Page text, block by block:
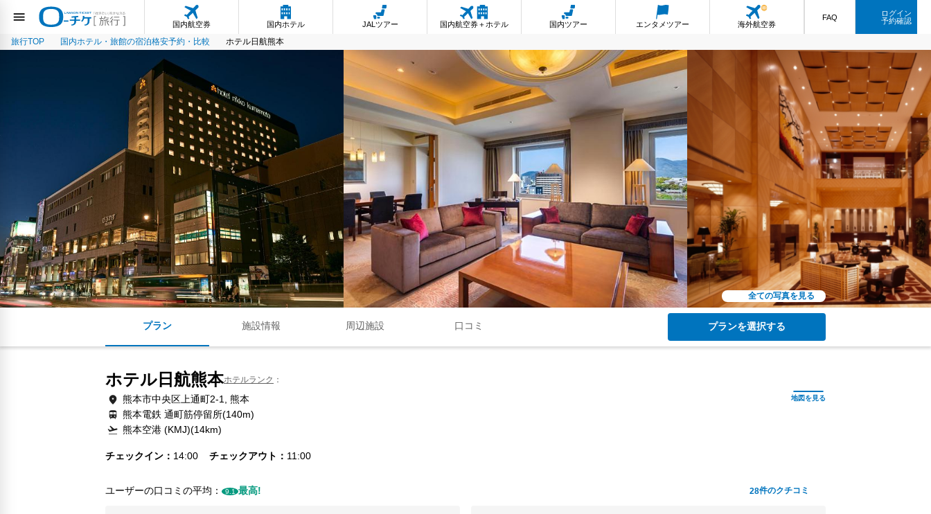
国内航空券 国内ホテル JALツアー 国内航空券＋ホテル 国内ツアー エンタメツアー 海外航空券
FAQ
ログイン
予約確認
旅行TOP 国内ホテル・旅館の宿泊格安予約・比較 ホテル日航熊本
全ての写真を見る
プラン 施設情報 周辺施設 口コミ プランを選択する
ホテル日航熊本ホテルランク
熊本市中央区上通町2-1, 熊本
熊本電鉄 通町筋停留所(140m)
熊本空港 (KMJ)(14km)
チェックイン 14:00 チェックアウト 11:00
ユーザーの口コミの平均： 9.1 最高! 28件のクチコミ